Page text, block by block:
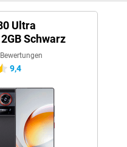
Ultra
Schwarz
9,4